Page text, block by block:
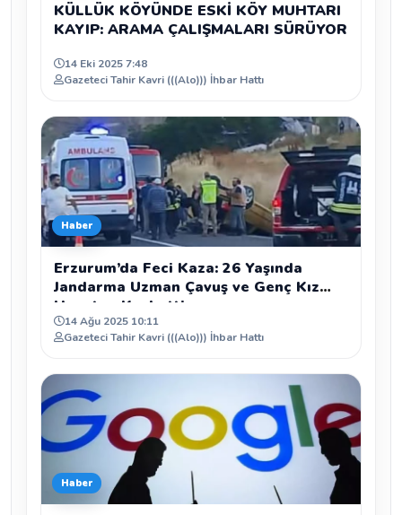
KÜLLÜK KÖYÜNDE ESKİ KÖY MUHTARI
KAYIP: ARAMA ÇALIŞMALARI SÜRÜYOR
14 Eki 2025 7:48
Gazeteci Tahir Kavri (((Alo))) İhbar Hattı
Haber
Erzurum’da Feci Kaza: 26 Yaşında
Jandarma Uzman Çavuş ve Genç Kız
Hayatını Kaybetti
14 Ağu 2025 10:11
Gazeteci Tahir Kavri (((Alo))) İhbar Hattı
Haber